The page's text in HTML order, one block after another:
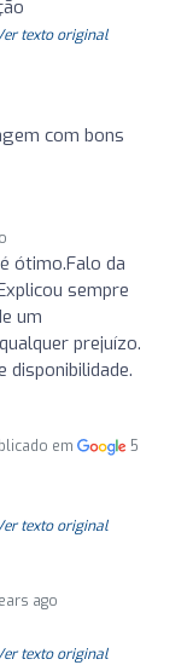
texto original
com bons
ótimo.Falo da
sempre
um
prejuízo.
disponibilidade.
em
5
texto original
ago
texto original